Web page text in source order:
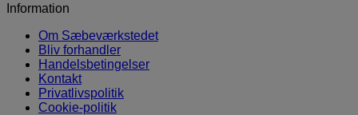
Information
Om Sæbeværkstedet
Bliv forhandler
Handelsbetingelser
Kontakt
Privatlivspolitik
Cookie-politik